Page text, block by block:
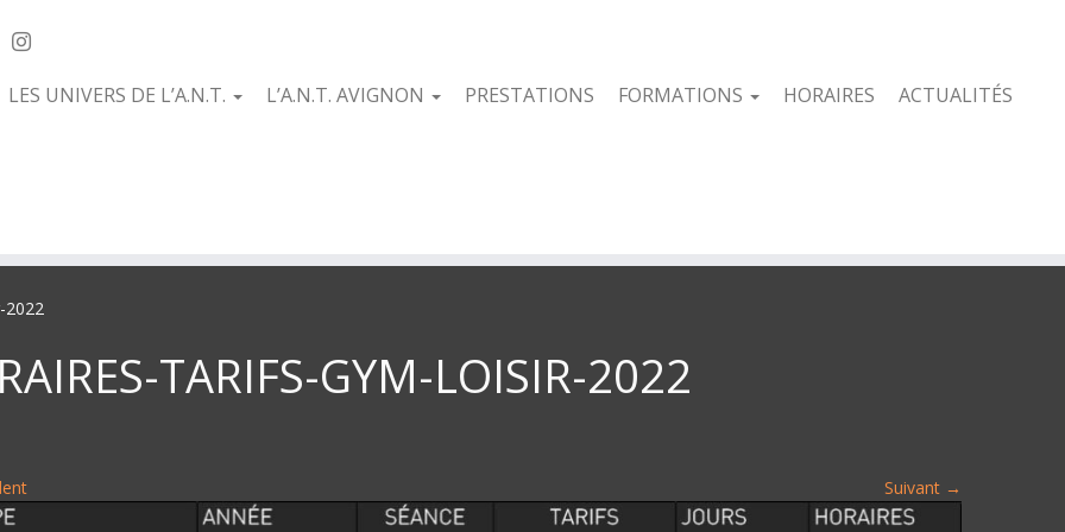
LES UNIVERS DE L’A.N.T. L’A.N.T. AVIGNON PRESTATIONS FORMATIONS HORAIRES
ACTUALITÉS
2022
TARIFS-GYM-LOISIR-2022
Suivant →